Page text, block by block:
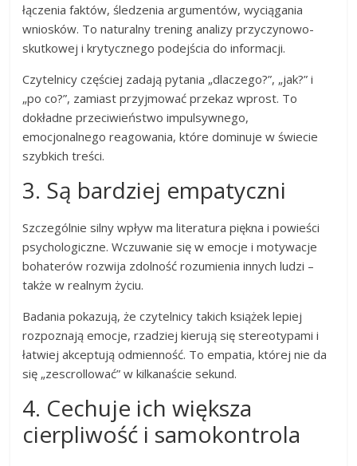
łączenia faktów, śledzenia argumentów, wyciągania
wniosków. To naturalny trening analizy przyczynowo-
skutkowej i krytycznego podejścia do informacji.
Czytelnicy częściej zadają pytania „dlaczego?”, „jak?” i
„po co?”, zamiast przyjmować przekaz wprost. To
dokładne przeciwieństwo impulsywnego,
emocjonalnego reagowania, które dominuje w świecie
szybkich treści.
3. Są bardziej empatyczni
Szczególnie silny wpływ ma literatura piękna i powieści
psychologiczne. Wczuwanie się w emocje i motywacje
bohaterów rozwija zdolność rozumienia innych ludzi –
także w realnym życiu.
Badania pokazują, że czytelnicy takich książek lepiej
rozpoznają emocje, rzadziej kierują się stereotypami i
łatwiej akceptują odmienność. To empatia, której nie da
się „zescrollować” w kilkanaście sekund.
4. Cechuje ich większa
cierpliwość i samokontrola